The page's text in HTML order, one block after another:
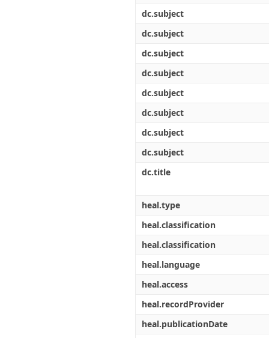
dc.subject
dc.subject
dc.subject
dc.subject
dc.subject
dc.subject
dc.subject
dc.subject
dc.title
heal.type
heal.classification
heal.classification
heal.language
heal.access
heal.recordProvider
heal.publicationDate